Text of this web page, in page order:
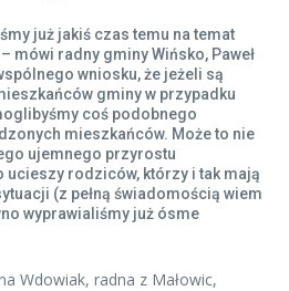
już jakiś czas temu na temat
mówi radny gminy Wińsko, Paweł
wniosku, że jeżeli są
gminy w przypadku
coś podobnego
mieszkańców. Może to nie
ujemnego przyrostu
ucieszy rodziców, którzy i tak mają
(z pełną świadomością wiem
wyprawialiśmy już ósme
Wdowiak, radna z Małowic,